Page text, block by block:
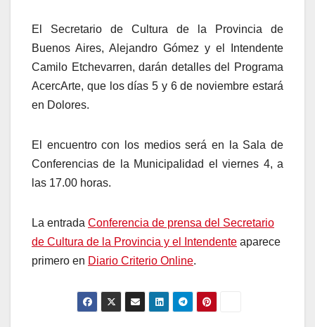
El Secretario de Cultura de la Provincia de
Buenos Aires, Alejandro Gómez y el Intendente
Camilo Etchevarren, darán detalles del Programa
AcercArte, que los días 5 y 6 de noviembre estará
en Dolores.
El encuentro con los medios será en la Sala de
Conferencias de la Municipalidad el viernes 4, a
las 17.00 horas.
La entrada Conferencia de prensa del Secretario
de Cultura de la Provincia y el Intendente aparece
primero en Diario Criterio Online.